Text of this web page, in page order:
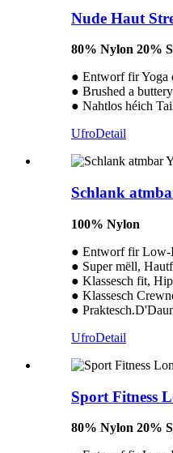
Nude Haut
80% Nylon 20%
● Entworf fir Yoga
● Brushed a
● Nahtlos héich
UfroDetail
Schlank
100% Nylon
● Entworf fir Low-
● Super mëll,
● Klassesch fit,
● Klassesch
●
UfroDetail
Sport Fitness
80% Nylon 20%